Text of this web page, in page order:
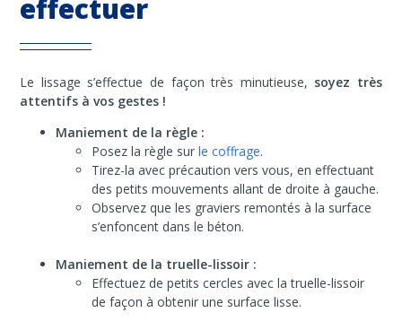
effectuer
Le lissage s’effectue de façon très minutieuse, soyez très
attentifs à vos gestes !
Maniement de la règle :
Posez la règle surle coffrage.
Tirez-la avec précaution vers vous, en effectuant
des petits mouvements allant de droite à gauche.
Observez que les graviers remontés à la surface
s’enfoncent dans le béton.
Maniement de la truelle-lissoir :
Effectuez de petits cercles avec la truelle-lissoir
de façon à obtenir une surface lisse.